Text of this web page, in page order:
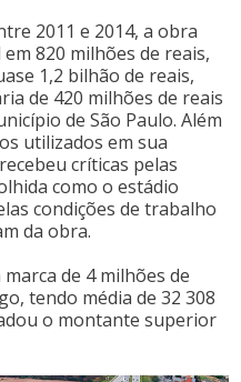
2011 e 2014, a obra
820 milhões de reais,
1,2 bilhão de reais,
de 420 milhões de reais
de São Paulo. Além
utilizados em sua
críticas pelas
como o estádio
condições de trabalho
da obra.
de 4 milhões de
tendo média de 32 308
o montante superior